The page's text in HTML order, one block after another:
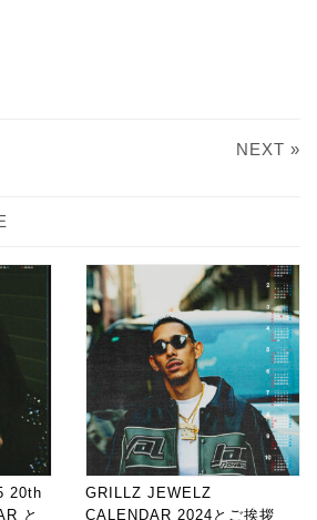
NEXT »
20th
と
GRILLZ JEWELZ
CALENDAR 2024とご挨拶